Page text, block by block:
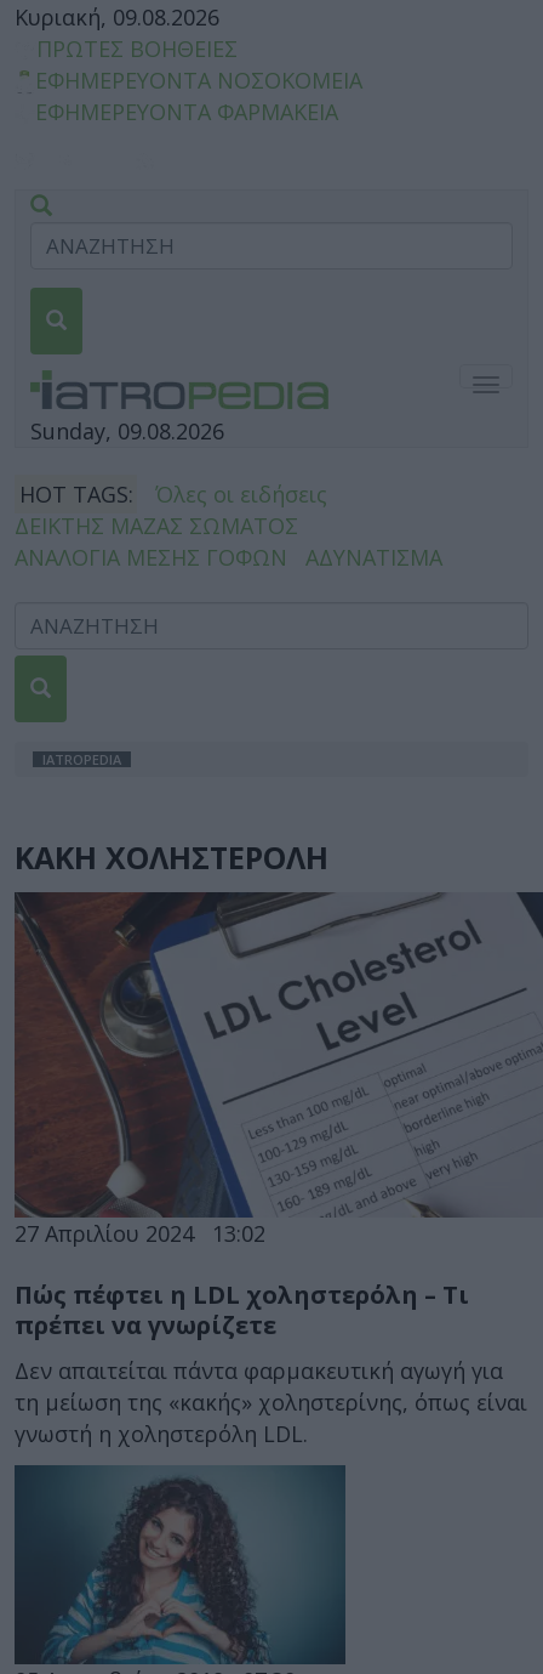
Κυριακή, 09.08.2026
ΠΡΩΤΕΣ ΒΟΗΘΕΙΕΣ
ΕΦΗΜΕΡΕΥΟΝΤΑ ΝΟΣΟΚΟΜΕΙΑ
ΕΦΗΜΕΡΕΥΟΝΤΑ ΦΑΡΜΑΚΕΙΑ
Sunday, 09.08.2026
HOT TAGS:
Όλες οι ειδήσεις
ΔΕΙΚΤΗΣ ΜΑΖΑΣ ΣΩΜΑΤΟΣ
ΑΝΑΛΟΓΙΑ ΜΕΣΗΣ ΓΟΦΩΝ
ΑΔΥΝΑΤΙΣΜΑ
IATROPEDIA
ΚΑΚΗ ΧΟΛΗΣΤΕΡΟΛΗ
27 Απριλίου 2024 13:02
Πώς πέφτει η LDL χοληστερόλη – Τι
πρέπει να γνωρίζετε
Δεν απαιτείται πάντα φαρμακευτική αγωγή για
τη μείωση της «κακής» χοληστερίνης, όπως είναι
γνωστή η χοληστερόλη LDL.